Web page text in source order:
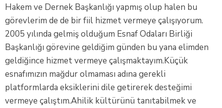
Hakem ve Dernek Başkanlığı yapmış olup halen bu
görevlerim de de bir fiil hizmet vermeye çalışıyorum.
2005 yılında gelmiş olduğum Esnaf Odaları Birliği
Başkanlığı görevine geldiğim günden bu yana elimden
geldiğince hizmet vermeye çalışmaktayım.Küçük
esnafımızın mağdur olmaması adına gerekli
platformlarda eksiklerini dile getirerek desteğimi
vermeye çalıştım.Ahilik kültürünü tanıtabilmek ve